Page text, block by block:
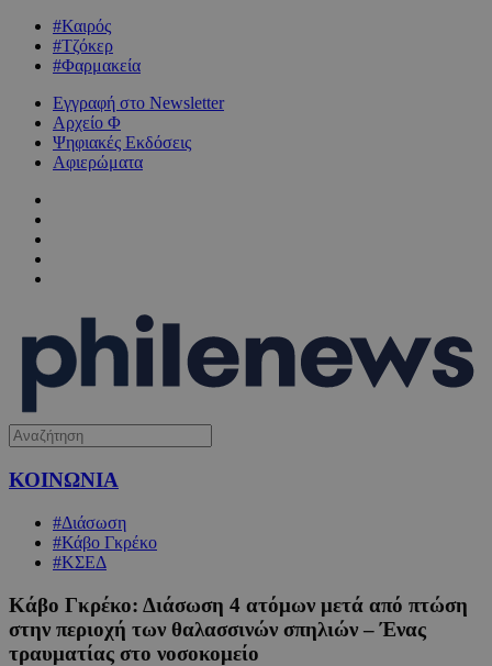
#Καιρός
#Τζόκερ
#Φαρμακεία
Εγγραφή στο Newsletter
Αρχείο Φ
Ψηφιακές Εκδόσεις
Αφιερώματα
ΚΟΙΝΩΝΙΑ
#Διάσωση
#Κάβο Γκρέκο
#ΚΣΕΔ
Κάβο Γκρέκο: Διάσωση 4 ατόμων μετά από πτώση
στην περιοχή των θαλασσινών σπηλιών – Ένας
τραυματίας στο νοσοκομείο